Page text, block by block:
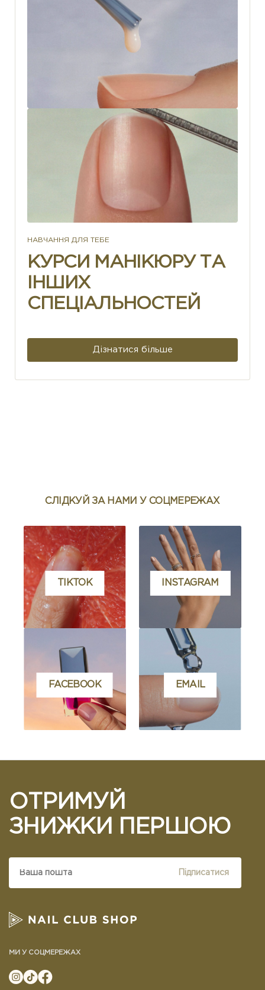
НАВЧАННЯ ДЛЯ ТЕБЕ
КУРСИ МАНІКЮРУ ТА
ІНШИХ
СПЕЦІАЛЬНОСТЕЙ
Дізнатися більше
СЛІДКУЙ ЗА НАМИ У СОЦМЕРЕЖАХ
TIKTOK INSTAGRAM
FACEBOOK EMAIL
ОТРИМУЙ
ЗНИЖКИ ПЕРШОЮ
Підписатися
МИ У СОЦМЕРЕЖАХ